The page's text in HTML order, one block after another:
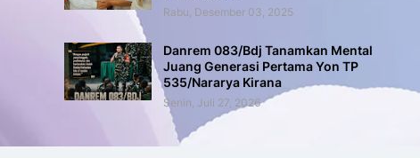
Rabu, Desember 03, 2025
Danrem 083/Bdj Tanamkan Mental
Juang Generasi Pertama Yon TP
535/Nararya Kirana
Senin, Juli 27, 2026